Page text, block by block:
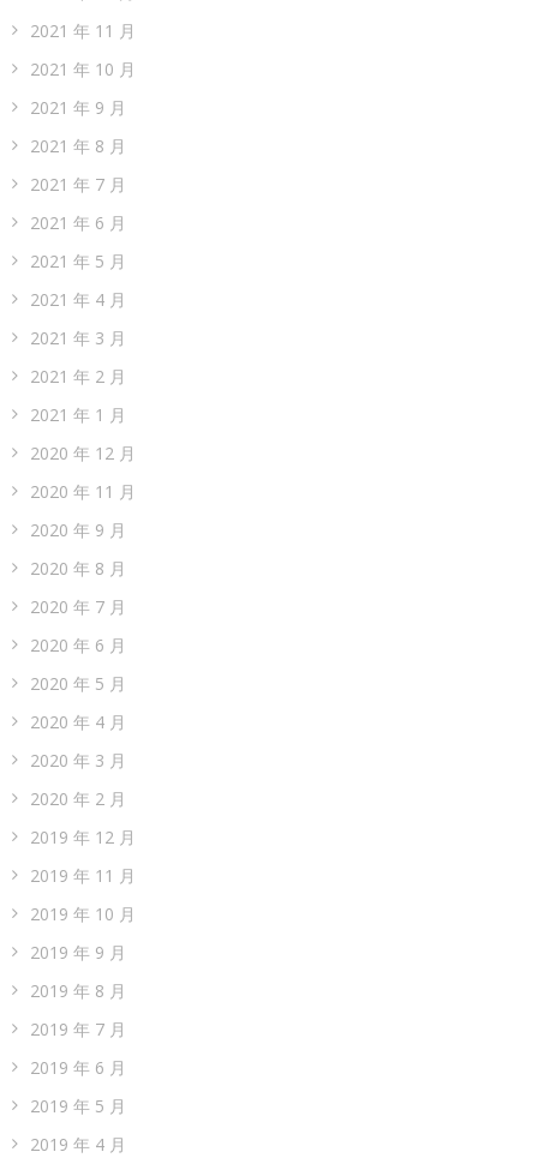
2021 年 11 月
2021 年 10 月
2021 年 9 月
2021 年 8 月
2021 年 7 月
2021 年 6 月
2021 年 5 月
2021 年 4 月
2021 年 3 月
2021 年 2 月
2021 年 1 月
2020 年 12 月
2020 年 11 月
2020 年 9 月
2020 年 8 月
2020 年 7 月
2020 年 6 月
2020 年 5 月
2020 年 4 月
2020 年 3 月
2020 年 2 月
2019 年 12 月
2019 年 11 月
2019 年 10 月
2019 年 9 月
2019 年 8 月
2019 年 7 月
2019 年 6 月
2019 年 5 月
2019 年 4 月